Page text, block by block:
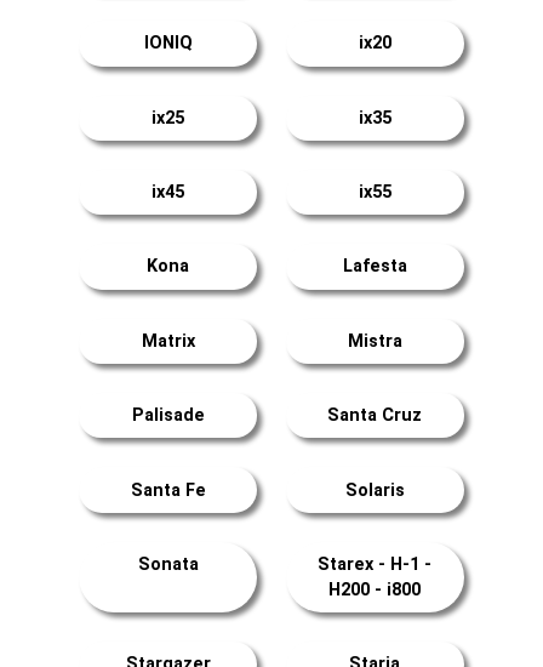
IONIQ ix20
ix25 ix35
ix45 ix55
Kona Lafesta
Matrix Mistra
Palisade Santa Cruz
Santa Fe Solaris
Sonata
Starex - H-1 -
H200 - i800